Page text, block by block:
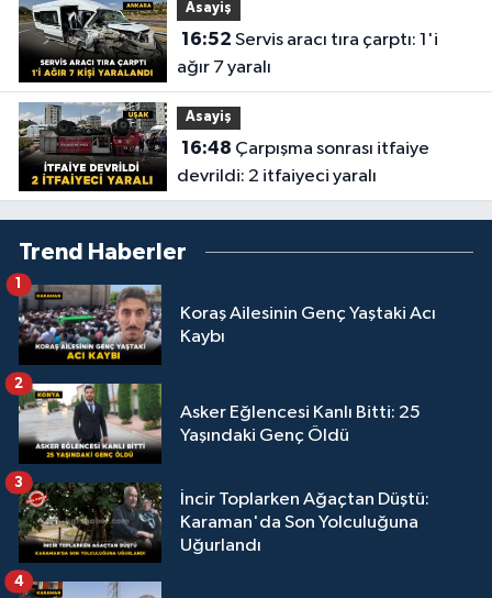
Asayiş
16:52
ağır 7 yaralı
Asayiş
16:48
devrildi: 2 itfaiyeci yaralı
Trend Haberler
Koraş Ailesinin Genç Yaştaki Acı
Kaybı
1
Asker Eğlencesi Kanlı Bitti: 25
Yaşındaki Genç Öldü
2
İncir Toplarken Ağaçtan Düştü:
Karaman'da Son Yolculuğuna
Uğurlandı
3
4